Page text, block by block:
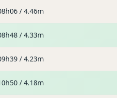
/ 4.46m
/ 4.33m
/ 4.23m
/ 4.18m